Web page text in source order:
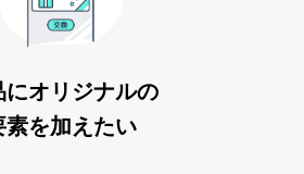
にオリジナルの
素を加えたい